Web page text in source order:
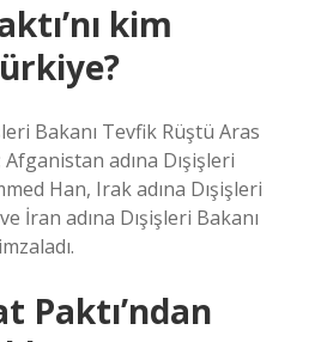
kim
Bakanı Tevfik Rüştü Aras
Afganistan adına Dışişleri
Han, Irak adına Dışişleri
İran adına Dışişleri Bakanı
Paktı’ndan